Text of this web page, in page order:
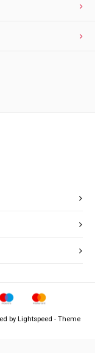
byLightspeed - Theme